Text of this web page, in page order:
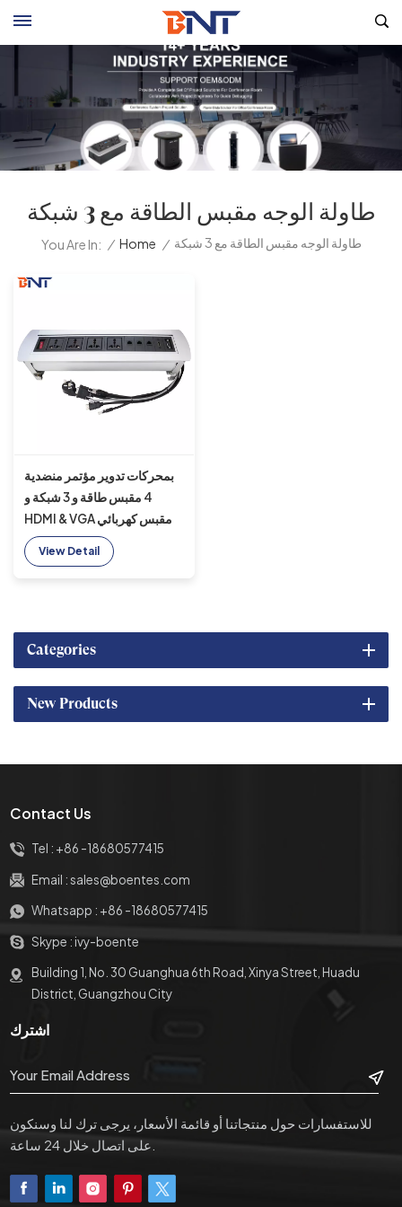
طاولة الوجه مقبس الطاقة مع 3 شبكة
You Are In: / Home / طاولة الوجه مقبس الطاقة مع 3 شبكة
بمحركات تدوير مؤتمر منضدية
4 مقبس طاقة و 3 شبكة و
HDMI & VGA مقبس كهربائي
قابل للطي
View Detail
Categories
New Products
Contact Us
Tel : +86 -18680577415
Email :sales@boentes.com
Whatsapp : +86 -18680577415
Skype :ivy-boente
Building 1, No. 30 Guanghua 6th Road, Xinya Street, Huadu
District, Guangzhou City
اشترك
للاستفسارات حول منتجاتنا أو قائمة الأسعار، يرجى ترك لنا وسنكون